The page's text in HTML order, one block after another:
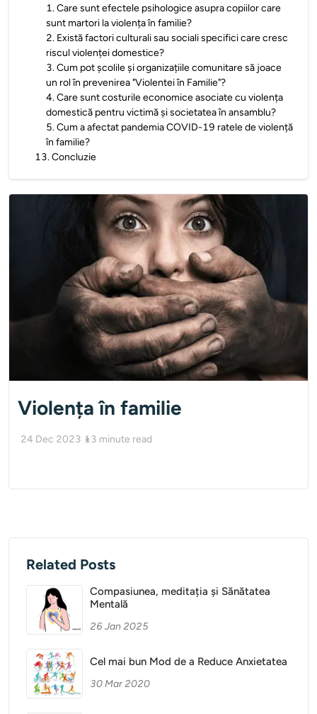
1.Care sunt efectele psihologice asupra copiilor care
sunt martori la violența în familie?
2. Există factori culturali sau sociali specifici care cresc
riscul violenței domestice?
3.Cum pot școlile și organizațiile comunitare să joace
un rol în prevenirea "Violentei în Familie"?
4.Care sunt costurile economice asociate cu violența
domestică pentru victimă și societatea în ansamblu?
5.Cum a afectat pandemia COVID-19 ratele de violență
în familie?
13.Concluzie
Violența în familie
24 Dec 2023 13 minute read
Related Posts
Compasiunea, meditația și Sănătatea
Mentală
26 Jan 2025
Cel mai bun Mod de a Reduce Anxietatea
30 Mar 2020